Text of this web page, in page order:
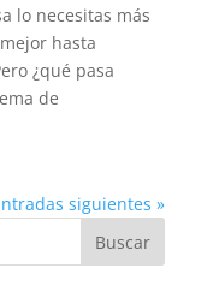
lo necesitas más
hasta
¿qué pasa
de
siguientes »